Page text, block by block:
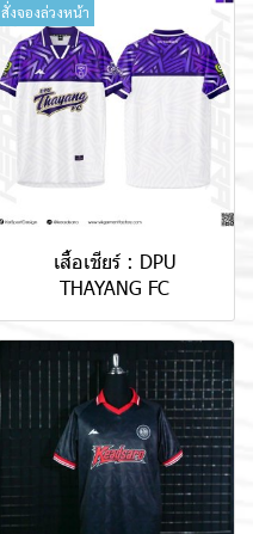
สั่งจองล่วงหน้า
เสื้อเชียร์ : DPU
THAYANG FC